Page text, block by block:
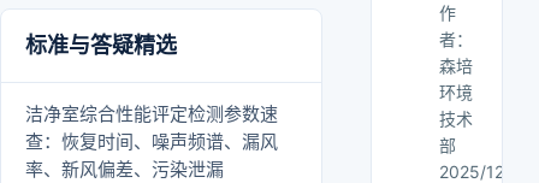
标准与答疑精选
洁净室综合性能评定检测参数速
查：恢复时间、噪声频谱、漏风
率、新风偏差、污染泄漏
作
者：
森培
环境
技术
部
2025/12/30